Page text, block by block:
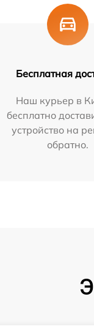
Бесплатная
Наш курьер в
бесплатно
устройство на
обратно.